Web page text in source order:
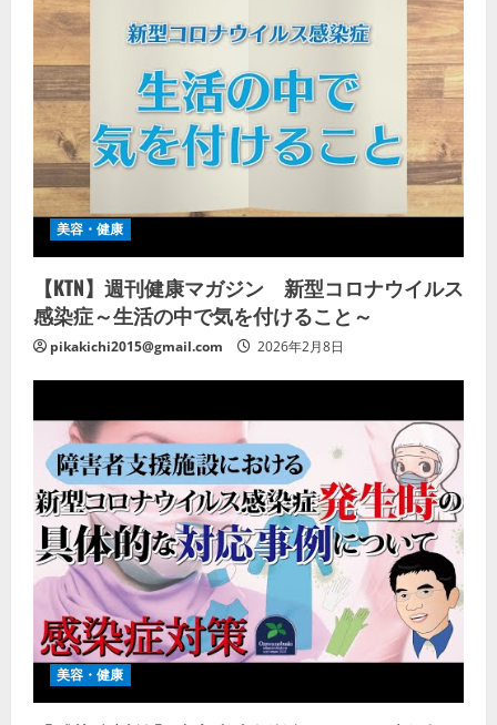
美容・健康
【KTN】週刊健康マガジン 新型コロナウイルス
感染症～生活の中で気を付けること～
pikakichi2015@gmail.com 2026年2月8日
美容・健康